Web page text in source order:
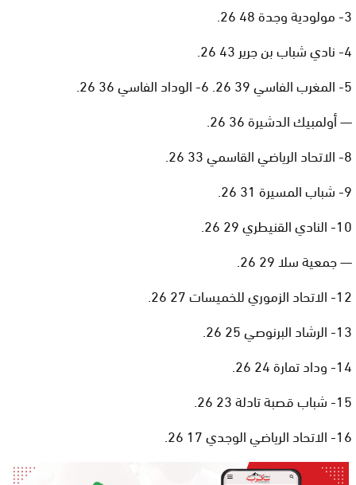
3- مولودية وجدة 48 26.
4- نادي شباب بن جرير 43 26.
5- المغرب الفاسي 39 26. 6- الوداد الفاسي 36 26.
— أولمبيك الدشيرة 36 26.
8- الاتحاد الرياضي القاسمي 33 26.
9- شباب المسيرة 31 26.
10- النادي القنيطري 29 26.
— جمعية سلا 29 26.
12- الاتحاد الزموري للخميسات 27 26.
13- الرشاد البرنوصي 25 26.
14- وداد تمارة 24 26.
15- شباب قصبة تادلة 23 26.
16- الاتحاد الرياضي الوجدي 17 26.